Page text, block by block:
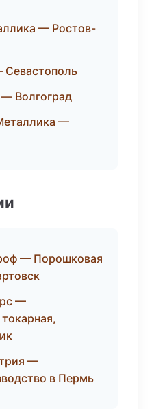
— Ростов-
Волгоград
—
— Порошковая
—
—
в Пермь